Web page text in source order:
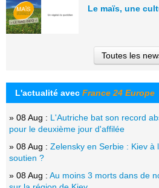
Le maïs, une
Toutes les
L'actualité avec France 24 Europe
» 08 Aug : L'Autriche bat son record
pour le deuxième jour d'affilée
» 08 Aug : Zelensky en Serbie : Kiev à
soutien ?
» 08 Aug : Au moins 3 morts dans de